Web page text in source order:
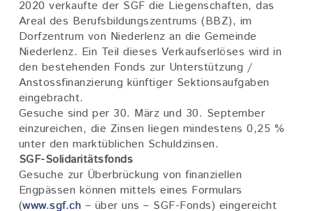
2020 verkaufte der SGF die Liegenschaften, das
Areal des Berufsbildungszentrums (BBZ), im
Dorfzentrum von Niederlenz an die Gemeinde
Niederlenz. Ein Teil dieses Verkaufserlöses wird in
den bestehenden Fonds zur Unterstützung /
Anstossfinanzierung künftiger Sektionsaufgaben
eingebracht.
Gesuche sind per 30. März und 30. September
einzureichen, die Zinsen liegen mindestens 0,25 %
unter den marktüblichen Schuldzinsen.
SGF-Solidaritätsfonds
Gesuche zur Überbrückung von finanziellen
Engpässen können mittels eines Formulars
(www.sgf.ch – über uns – SGF-Fonds) eingereicht